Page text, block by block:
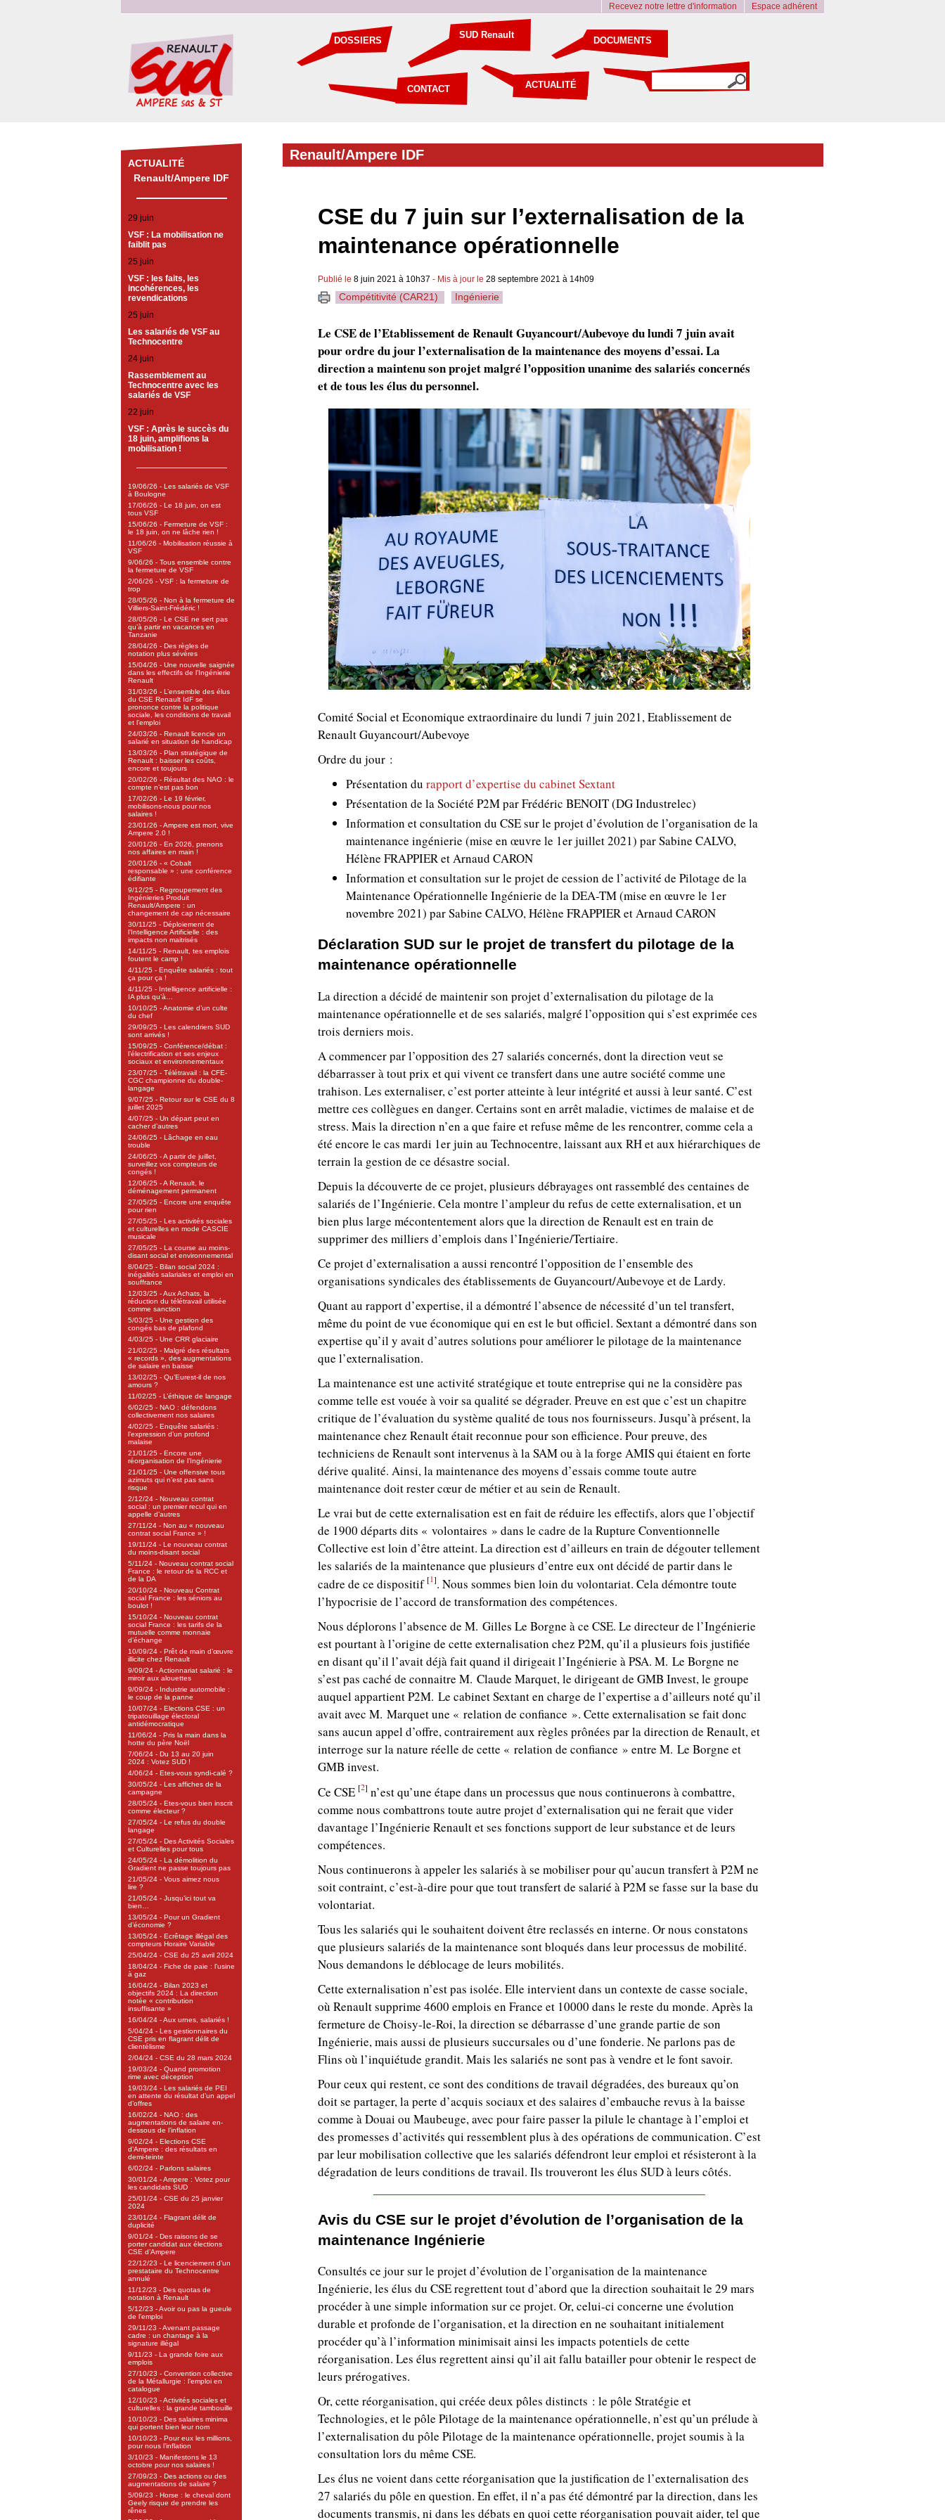
Espace adhérent
Recevez notre lettre d'information
SUD Renault
ACTUALITÉ
DOSSIERS
CONTACT
DOCUMENTS
ACTUALITÉ
Renault/Ampere IDF
29 juin
VSF : La mobilisation ne
faiblit pas
25 juin
VSF : les faits, les
incohérences, les
revendications
25 juin
Les salariés de VSF au
Technocentre
24 juin
Rassemblement au
Technocentre avec les
salariés de VSF
22 juin
VSF : Après le succès du
18 juin, amplifions la
mobilisation !
19/06/26 - Les salariés de VSF
à Boulogne
17/06/26 - Le 18 juin, on est
tous VSF
15/06/26 - Fermeture de VSF :
le 18 juin, on ne lâche rien !
11/06/26 - Mobilisation réussie à
VSF
9/06/26 - Tous ensemble contre
la fermeture de VSF
2/06/26 - VSF : la fermeture de
trop
28/05/26 - Non à la fermeture de
Villiers-Saint-Frédéric !
28/05/26 - Le CSE ne sert pas
qu’à partir en vacances en
Tanzanie
28/04/26 - Des règles de
notation plus sévères
15/04/26 - Une nouvelle saignée
dans les effectifs de l’Ingénierie
Renault
31/03/26 - L’ensemble des élus
du CSE Renault IdF se
prononce contre la politique
sociale, les conditions de travail
et l’emploi
24/03/26 - Renault licencie un
salarié en situation de handicap
13/03/26 - Plan stratégique de
Renault : baisser les coûts,
encore et toujours
20/02/26 - Résultat des NAO : le
compte n’est pas bon
17/02/26 - Le 19 février,
mobilisons-nous pour nos
salaires !
23/01/26 - Ampere est mort, vive
Ampere 2.0 !
20/01/26 - En 2026, prenons
nos affaires en main !
20/01/26 - « Cobalt
responsable » : une conférence
édifiante
9/12/25 - Regroupement des
Ingénieries Produit
Renault/Ampere : un
changement de cap nécessaire
30/11/25 - Déploiement de
l’Intelligence Artificielle : des
impacts non maitrisés
14/11/25 - Renault, tes emplois
foutent le camp !
4/11/25 - Enquête salariés : tout
ça pour ça !
4/11/25 - Intelligence artificielle :
IA plus qu’à…
10/10/25 - Anatomie d’un culte
du chef
29/09/25 - Les calendriers SUD
sont arrivés !
15/09/25 - Conférence/débat :
l’électrification et ses enjeux
sociaux et environnementaux
23/07/25 - Télétravail : la CFE-
CGC championne du double-
langage
9/07/25 - Retour sur le CSE du 8
juillet 2025
4/07/25 - Un départ peut en
cacher d’autres
24/06/25 - Lâchage en eau
trouble
24/06/25 - A partir de juillet,
surveillez vos compteurs de
congés !
12/06/25 - A Renault, le
déménagement permanent
27/05/25 - Encore une enquête
pour rien
27/05/25 - Les activités sociales
et culturelles en mode CASCIE
musicale
27/05/25 - La course au moins-
disant social et environnemental
8/04/25 - Bilan social 2024 :
inégalités salariales et emploi en
souffrance
12/03/25 - Aux Achats, la
réduction du télétravail utilisée
comme sanction
5/03/25 - Une gestion des
congés bas de plafond
4/03/25 - Une CRR glaciaire
21/02/25 - Malgré des résultats
« records », des augmentations
de salaire en baisse
13/02/25 - Qu’Eurest-il de nos
amours ?
11/02/25 - L’éthique de langage
6/02/25 - NAO : défendons
collectivement nos salaires
4/02/25 - Enquête salariés :
l’expression d’un profond
malaise
21/01/25 - Encore une
réorganisation de l’Ingénierie
21/01/25 - Une offensive tous
azimuts qui n’est pas sans
risque
2/12/24 - Nouveau contrat
social : un premier recul qui en
appelle d’autres
27/11/24 - Non au « nouveau
contrat social France » !
19/11/24 - Le nouveau contrat
du moins-disant social
5/11/24 - Nouveau contrat social
France : le retour de la RCC et
de la DA
20/10/24 - Nouveau Contrat
social France : les séniors au
boulot !
15/10/24 - Nouveau contrat
social France : les tarifs de la
mutuelle comme monnaie
d’échange
10/09/24 - Prêt de main d’œuvre
illicite chez Renault
9/09/24 - Actionnariat salarié : le
miroir aux alouettes
9/09/24 - Industrie automobile :
le coup de la panne
10/07/24 - Elections CSE : un
tripatouillage électoral
antidémocratique
11/06/24 - Pris la main dans la
hotte du père Noël
7/06/24 - Du 13 au 20 juin
2024 : Votez SUD !
4/06/24 - Etes-vous syndi-calé ?
30/05/24 - Les affiches de la
campagne
28/05/24 - Etes-vous bien inscrit
comme électeur ?
27/05/24 - Le refus du double
langage
27/05/24 - Des Activités Sociales
et Culturelles pour tous
24/05/24 - La démolition du
Gradient ne passe toujours pas
21/05/24 - Vous aimez nous
lire ?
21/05/24 - Jusqu’ici tout va
bien…
13/05/24 - Pour un Gradient
d’économie ?
13/05/24 - Ecrêtage illégal des
compteurs Horaire Variable
25/04/24 - CSE du 25 avril 2024
18/04/24 - Fiche de paie : l’usine
à gaz
16/04/24 - Bilan 2023 et
objectifs 2024 : La direction
notée « contribution
insuffisante »
16/04/24 - Aux urnes, salariés !
5/04/24 - Les gestionnaires du
CSE pris en flagrant délit de
clientélisme
2/04/24 - CSE du 28 mars 2024
19/03/24 - Quand promotion
rime avec déception
19/03/24 - Les salariés de PEI
en attente du résultat d’un appel
d’offres
16/02/24 - NAO : des
augmentations de salaire en-
dessous de l’inflation
9/02/24 - Elections CSE
d’Ampere : des résultats en
demi-teinte
6/02/24 - Parlons salaires
30/01/24 - Ampere : Votez pour
les candidats SUD
25/01/24 - CSE du 25 janvier
2024
23/01/24 - Flagrant délit de
duplicité
9/01/24 - Des raisons de se
porter candidat aux élections
CSE d’Ampere
22/12/23 - Le licenciement d’un
prestataire du Technocentre
annulé
11/12/23 - Des quotas de
notation à Renault
5/12/23 - Avoir ou pas la gueule
de l’emploi
29/11/23 - Avenant passage
cadre : un chantage à la
signature illégal
9/11/23 - La grande foire aux
emplois
27/10/23 - Convention collective
de la Métallurgie : l’emploi en
catalogue
12/10/23 - Activités sociales et
culturelles : la grande tambouille
10/10/23 - Des salaires minima
qui portent bien leur nom
10/10/23 - Pour eux les millions,
pour nous l’inflation
3/10/23 - Manifestons le 13
octobre pour nos salaires !
27/09/23 - Des actions ou des
augmentations de salaire ?
5/09/23 - Horse : le cheval dont
Geely risque de prendre les
rênes
Renault/Ampere IDF
CSE du 7 juin sur l’externalisation de la
maintenance opérationnelle
Publié le 8 juin 2021 à 10h37 - Mis à jour le 28 septembre 2021 à 14h09
Compétitivité (CAR21) Ingénierie
Le CSE de l’Etablissement de Renault Guyancourt/Aubevoye du lundi 7 juin avait
pour ordre du jour l’externalisation de la maintenance des moyens d’essai. La
direction a maintenu son projet malgré l’opposition unanime des salariés concernés
et de tous les élus du personnel.
Comité Social et Economique extraordinaire du lundi 7 juin 2021, Etablissement de
Renault Guyancourt/Aubevoye
Ordre du jour :
Présentation du rapport d’expertise du cabinet Sextant
Présentation de la Société P2M par Frédéric BENOIT (DG Industrelec)
Information et consultation du CSE sur le projet d’évolution de l’organisation de la
maintenance ingénierie (mise en œuvre le 1er juillet 2021) par Sabine CALVO,
Hélène FRAPPIER et Arnaud CARON
Information et consultation sur le projet de cession de l’activité de Pilotage de la
Maintenance Opérationnelle Ingénierie de la DEA-TM (mise en œuvre le 1er
novembre 2021) par Sabine CALVO, Hélène FRAPPIER et Arnaud CARON
Déclaration SUD sur le projet de transfert du pilotage de la
maintenance opérationnelle
La direction a décidé de maintenir son projet d’externalisation du pilotage de la
maintenance opérationnelle et de ses salariés, malgré l’opposition qui s’est exprimée ces
trois derniers mois.
A commencer par l’opposition des 27 salariés concernés, dont la direction veut se
débarrasser à tout prix et qui vivent ce transfert dans une autre société comme une
trahison. Les externaliser, c’est porter atteinte à leur intégrité et aussi à leur santé. C’est
mettre ces collègues en danger. Certains sont en arrêt maladie, victimes de malaise et de
stress. Mais la direction n’en a que faire et refuse même de les rencontrer, comme cela a
été encore le cas mardi 1er juin au Technocentre, laissant aux RH et aux hiérarchiques de
terrain la gestion de ce désastre social.
Depuis la découverte de ce projet, plusieurs débrayages ont rassemblé des centaines de
salariés de l’Ingénierie. Cela montre l’ampleur du refus de cette externalisation, et un
bien plus large mécontentement alors que la direction de Renault est en train de
supprimer des milliers d’emplois dans l’Ingénierie/Tertiaire.
Ce projet d’externalisation a aussi rencontré l’opposition de l’ensemble des
organisations syndicales des établissements de Guyancourt/Aubevoye et de Lardy.
Quant au rapport d’expertise, il a démontré l’absence de nécessité d’un tel transfert,
même du point de vue économique qui en est le but officiel. Sextant a démontré dans son
expertise qu’il y avait d’autres solutions pour améliorer le pilotage de la maintenance
que l’externalisation.
La maintenance est une activité stratégique et toute entreprise qui ne la considère pas
comme telle est vouée à voir sa qualité se dégrader. Preuve en est que c’est un chapitre
critique de l’évaluation du système qualité de tous nos fournisseurs. Jusqu’à présent, la
maintenance chez Renault était reconnue pour son efficience. Pour preuve, des
techniciens de Renault sont intervenus à la SAM ou à la forge AMIS qui étaient en forte
dérive qualité. Ainsi, la maintenance des moyens d’essais comme toute autre
maintenance doit rester cœur de métier et au sein de Renault.
Le vrai but de cette externalisation est en fait de réduire les effectifs, alors que l’objectif
de 1900 départs dits « volontaires » dans le cadre de la Rupture Conventionnelle
Collective est loin d’être atteint. La direction est d’ailleurs en train de dégouter tellement
les salariés de la maintenance que plusieurs d’entre eux ont décidé de partir dans le
cadre de ce dispositif[1]. Nous sommes bien loin du volontariat. Cela démontre toute
l’hypocrisie de l’accord de transformation des compétences.
Nous déplorons l’absence de M. Gilles Le Borgne à ce CSE. Le directeur de l’Ingénierie
est pourtant à l’origine de cette externalisation chez P2M, qu’il a plusieurs fois justifiée
en disant qu’il l’avait déjà fait quand il dirigeait l’Ingénierie à PSA. M. Le Borgne ne
s’est pas caché de connaitre M. Claude Marquet, le dirigeant de GMB Invest, le groupe
auquel appartient P2M. Le cabinet Sextant en charge de l’expertise a d’ailleurs noté qu’il
avait avec M. Marquet une « relation de confiance ». Cette externalisation se fait donc
sans aucun appel d’offre, contrairement aux règles prônées par la direction de Renault, et
interroge sur la nature réelle de cette « relation de confiance » entre M. Le Borgne et
GMB invest.
Ce CSE [2] n’est qu’une étape dans un processus que nous continuerons à combattre,
comme nous combattrons toute autre projet d’externalisation qui ne ferait que vider
davantage l’Ingénierie Renault et ses fonctions support de leur substance et de leurs
compétences.
Nous continuerons à appeler les salariés à se mobiliser pour qu’aucun transfert à P2M ne
soit contraint, c’est-à-dire pour que tout transfert de salarié à P2M se fasse sur la base du
volontariat.
Tous les salariés qui le souhaitent doivent être reclassés en interne. Or nous constatons
que plusieurs salariés de la maintenance sont bloqués dans leur processus de mobilité.
Nous demandons le déblocage de leurs mobilités.
Cette externalisation n’est pas isolée. Elle intervient dans un contexte de casse sociale,
où Renault supprime 4600 emplois en France et 10000 dans le reste du monde. Après la
fermeture de Choisy-le-Roi, la direction se débarrasse d’une grande partie de son
Ingénierie, mais aussi de plusieurs succursales ou d’une fonderie. Ne parlons pas de
Flins où l’inquiétude grandit. Mais les salariés ne sont pas à vendre et le font savoir.
Pour ceux qui restent, ce sont des conditions de travail dégradées, des bureaux qu’on
doit se partager, la perte d’acquis sociaux et des salaires d’embauche revus à la baisse
comme à Douai ou Maubeuge, avec pour faire passer la pilule le chantage à l’emploi et
des promesses d’activités qui ressemblent plus à des opérations de communication. C’est
par leur mobilisation collective que les salariés défendront leur emploi et résisteront à la
dégradation de leurs conditions de travail. Ils trouveront les élus SUD à leurs côtés.
Avis du CSE sur le projet d’évolution de l’organisation de la
maintenance Ingénierie
Consultés ce jour sur le projet d’évolution de l’organisation de la maintenance
Ingénierie, les élus du CSE regrettent tout d’abord que la direction souhaitait le 29 mars
procéder à une simple information sur ce projet. Or, celui-ci concerne une évolution
durable et profonde de l’organisation, et la direction en ne souhaitant initialement
procéder qu’à l’information minimisait ainsi les impacts potentiels de cette
réorganisation. Les élus regrettent ainsi qu’il ait fallu batailler pour obtenir le respect de
leurs prérogatives.
Or, cette réorganisation, qui créée deux pôles distincts : le pôle Stratégie et
Technologies, et le pôle Pilotage de la maintenance opérationnelle, n’est qu’un prélude à
l’externalisation du pôle Pilotage de la maintenance opérationnelle, projet soumis à la
consultation lors du même CSE.
Les élus ne voient dans cette réorganisation que la justification de l’externalisation des
27 salariés du pôle en question. En effet, il n’a pas été démontré par la direction, dans les
documents transmis, ni dans les débats en quoi cette réorganisation pouvait aider, tel que